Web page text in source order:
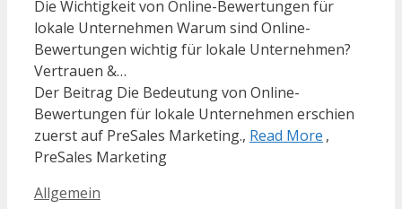
Die Wichtigkeit von Online-Bewertungen für
lokale Unternehmen Warum sind Online-
Bewertungen wichtig für lokale Unternehmen?
Vertrauen &…
Der Beitrag Die Bedeutung von Online-
Bewertungen für lokale Unternehmen erschien
zuerst auf PreSales Marketing., Read More ,
PreSales Marketing
Kategorien
Allgemein